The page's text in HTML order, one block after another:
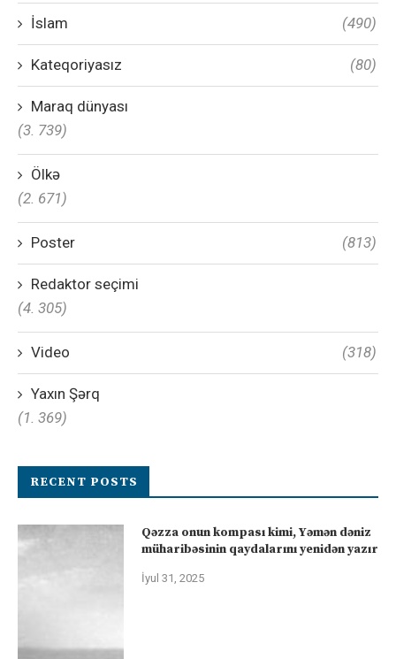
İslam (490)
Kateqoriyasız (80)
Maraq dünyası
(3. 739)
Ölkə
(2. 671)
Poster (813)
Redaktor seçimi
(4. 305)
Video (318)
Yaxın Şərq
(1. 369)
RECENT POSTS
Qəzza onun kompası kimi, Yəmən dəniz
müharibəsinin qaydalarını yenidən yazır
İyul 31, 2025